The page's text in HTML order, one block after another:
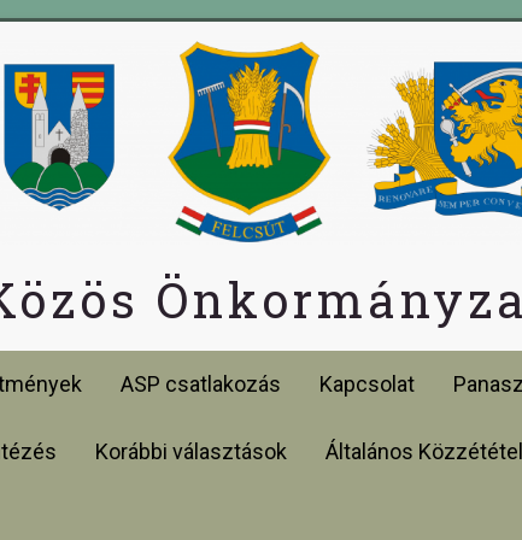
ASP csatlakozás Kapcsolat
Korábbi választások Általános